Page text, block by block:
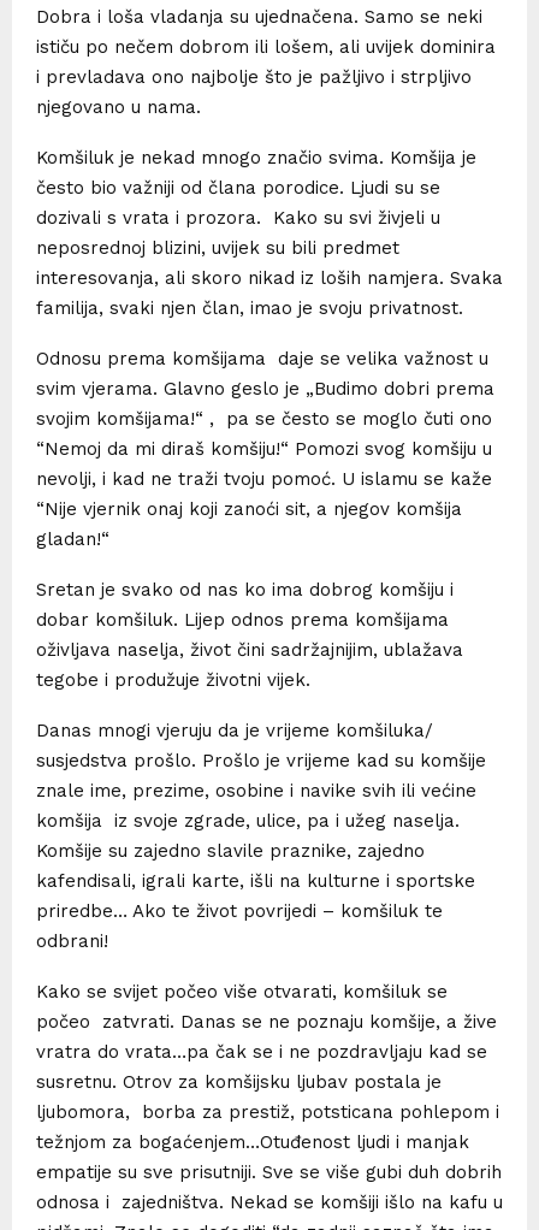
Dobra i loša vladanja su ujednačena. Samo se neki
ističu po nečem dobrom ili lošem, ali uvijek dominira
i prevladava ono najbolje što je pažljivo i strpljivo
njegovano u nama.
Komšiluk je nekad mnogo značio svima. Komšija je
često bio važniji od člana porodice. Ljudi su se
dozivali s vrata i prozora. Kako su svi živjeli u
neposrednoj blizini, uvijek su bili predmet
interesovanja, ali skoro nikad iz loših namjera. Svaka
familija, svaki njen član, imao je svoju privatnost.
Odnosu prema komšijama daje se velika važnost u
svim vjerama. Glavno geslo je „Budimo dobri prema
svojim komšijama!“ , pa se često se moglo čuti ono
“Nemoj da mi diraš komšiju!“ Pomozi svog komšiju u
nevolji, i kad ne traži tvoju pomoć. U islamu se kaže
“Nije vjernik onaj koji zanoći sit, a njegov komšija
gladan!“
Sretan je svako od nas ko ima dobrog komšiju i
dobar komšiluk. Lijep odnos prema komšijama
oživljava naselja, život čini sadržajnijim, ublažava
tegobe i produžuje životni vijek.
Danas mnogi vjeruju da je vrijeme komšiluka/
susjedstva prošlo. Prošlo je vrijeme kad su komšije
znale ime, prezime, osobine i navike svih ili većine
komšija iz svoje zgrade, ulice, pa i užeg naselja.
Komšije su zajedno slavile praznike, zajedno
kafendisali, igrali karte, išli na kulturne i sportske
priredbe… Ako te život povrijedi – komšiluk te
odbrani!
Kako se svijet počeo više otvarati, komšiluk se
počeo zatvrati. Danas se ne poznaju komšije, a žive
vratra do vrata…pa čak se i ne pozdravljaju kad se
susretnu. Otrov za komšijsku ljubav postala je
ljubomora, borba za prestiž, potsticana pohlepom i
težnjom za bogaćenjem…Otuđenost ljudi i manjak
empatije su sve prisutniji. Sve se više gubi duh dobrih
odnosa i zajedništva. Nekad se komšiji išlo na kafu u